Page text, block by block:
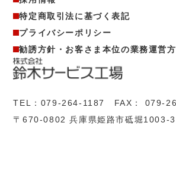
TEL： 079-264-1187
FAX： 079-
〒670-0802 兵庫県姫路市砥堀1003-3
特定商取引法に基づく表記
プライバシーポリシー
勧誘方針・お客さま本位の業務運営